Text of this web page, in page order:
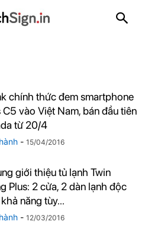
chính thức đem smartphone
C5 vào Việt Nam, bán đầu tiên
từ 20/4
- 15/04/2016
giới thiệu tủ lạnh Twin
Plus: 2 cửa, 2 dàn lạnh độc
năng tùy...
- 12/03/2016